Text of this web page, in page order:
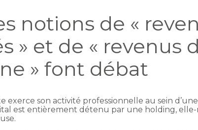
notions de «
» et de « revenus
» font débat
exerce son activité professionnelle au sein
est entièrement détenu par une holding,